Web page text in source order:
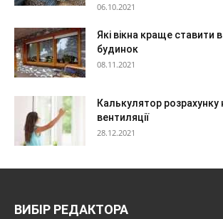
06.10.2021
Які вікна краще ставити
будинок
08.11.2021
Калькулятор
вентиляції
28.12.2021
ВИБІР РЕДАКТОРА